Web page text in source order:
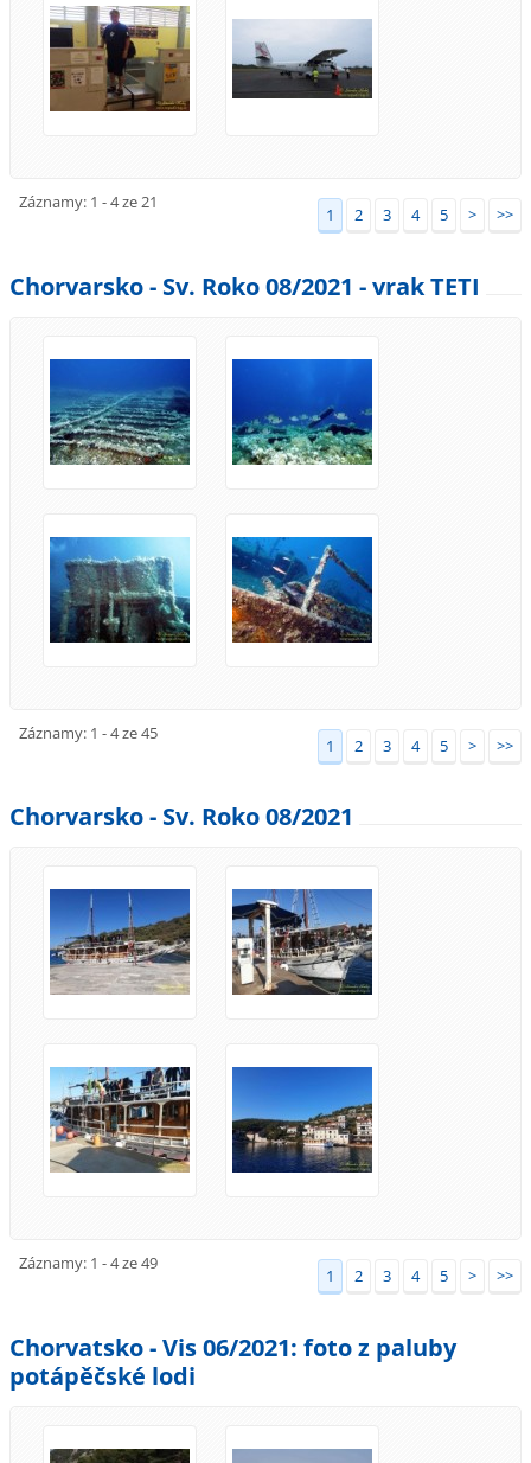
Záznamy: 1 - 4 ze 21
1 2 3 4 5 > >>
Chorvarsko - Sv. Roko 08/2021 - vrak TETI
Záznamy: 1 - 4 ze 45
1 2 3 4 5 > >>
Chorvarsko - Sv. Roko 08/2021
Záznamy: 1 - 4 ze 49
1 2 3 4 5 > >>
Chorvatsko - Vis 06/2021: foto z paluby
potápěčské lodi